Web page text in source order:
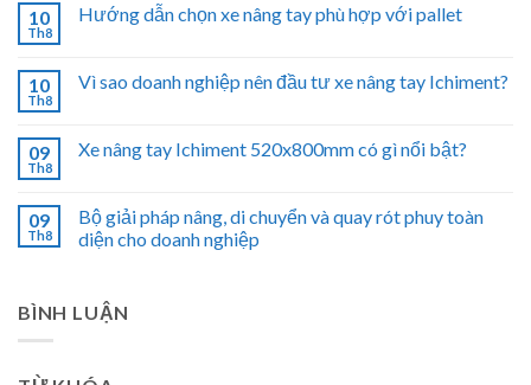
10
Th8
Hướng dẫn chọn xe nâng tay phù hợp với pallet
10
Th8
Vì sao doanh nghiệp nên đầu tư xe nâng tay Ichiment?
09
Th8
Xe nâng tay Ichiment 520x800mm có gì nổi bật?
09
Th8
Bộ giải pháp nâng, di chuyển và quay rót phuy toàn
diện cho doanh nghiệp
BÌNH LUẬN